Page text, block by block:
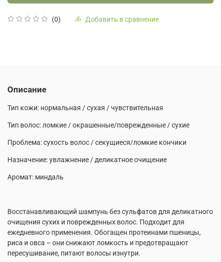
(0) Добавить в сравнение
Описание
Тип кожи: нормальная / сухая / чувствительная
Тип волос: ломкие / окрашенные/поврежденные / сухие
Проблема: сухость волос / секущиеся/ломкие кончики
Назначение: увлажнение / деликатное очищение
Аромат: миндаль
Восстанавливающий шампунь без сульфатов для деликатного
очищения сухих и поврежденных волос. Подходит для
ежедневного применения. Обогащен протеинами пшеницы,
риса и овса – они снижают ломкость и предотвращают
пересушивание, питают волосы изнутри.